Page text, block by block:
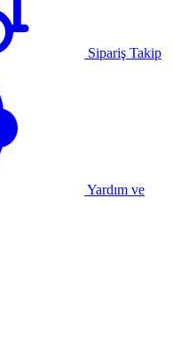
Sipariş Takip
Yardım ve